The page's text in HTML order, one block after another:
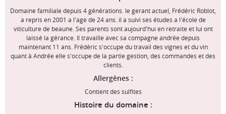
Domaine familiale depuis 4 générations. le gerant actuel, Frédéric Roblot,
a repris en 2001 a l'age de 24 ans. il a suivi ses études a l'école de
viticulture de beaune. Ses parents sont aujourd'hui en retraite et lui ont
laissé la gérance. Il travaille avec sa compagne andrée depuis
maintenant 11 ans. Frédéric s'occupe du travail des vignes et du vin
quant à Andrée elle s'occupe de la partie gestion, des commandes et des
clients.
Allergènes :
Contient des sulfites
Histoire du domaine :